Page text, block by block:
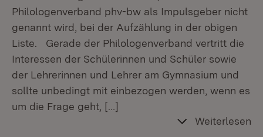
Philologenverband phv-bw als Impulsgeber nicht
genannt wird, bei der Aufzählung in der obigen
Liste. Gerade der Philologenverband vertritt die
Interessen der Schülerinnen und Schüler sowie
der Lehrerinnen und Lehrer am Gymnasium und
sollte unbedingt mit einbezogen werden, wenn es
um die Frage geht, […]
Weiterlesen